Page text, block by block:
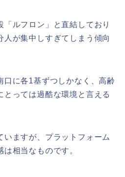
ルフロン」と直結しており
人が集中しすぎてしまう傾向
口に各1基ずつしかなく、高齢
とっては過酷な環境と言える
いますが、プラットフォーム
相当なものです。